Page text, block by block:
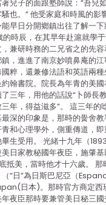
兒子的面跟塾師說：“吾兒
也。” 他受家庭和時風的影
早日分開鄉鎮出往了解一
的時辰，在其早年赴滬就學
兼研時務的二兄省之的先
，進進了南京妙噴鼻庵的
粹，還兼修法語和英語兩
翰書院。院長為年青的美
三年，用他的話說“卜師長
年，得益滋多”。 這三年的
深的印象是，那時的黌舍教
和心理學外，側重傳道，
生受用。 光緒十九年（
日家教秘國年夜臣，施肇
抵美，當時他才十六歲。
“日”為日斯巴尼亞（
日本)。那時官方商定西
夜臣那時要兼管美日秘三